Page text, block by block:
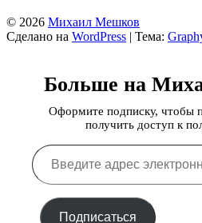
© 2026 Михаил Мешков
Сделано на WordPress | Тема:
Больше на
Оформите подписку, чтобы
получить доступ к
Введите
адрес
электронной
Подписаться